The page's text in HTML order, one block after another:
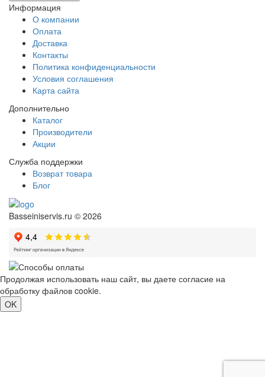
Информация
О компании
Оплата
Доставка
Контакты
Политика конфиденциальности
Условия соглашения
Карта сайта
Дополнительно
Каталог
Производители
Акции
Служба поддержки
Возврат товара
Блог
Basseiniservis.ru © 2026
Продолжая использовать наш сайт, вы даете согласие на
обработку файлов cookie.
OK